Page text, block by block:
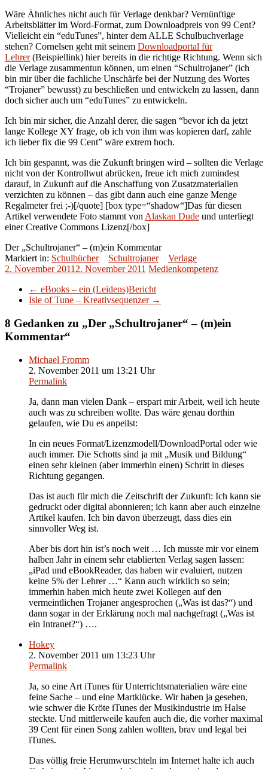
Wäre Ähnliches nicht auch für Verlage denkbar? Vernünftige
Arbeitsblätter im Word-Format, zum Downloadpreis von 99 Cent?
Vielleicht ein “eduTunes”, hinter dem ALLE Schulbuchverlage
stehen? Cornelsen geht mit seinem Downloadportal für
Lehrer(Beispiellink) hier bereits in die richtige Richtung. Wenn sich
die Verlage zusammentun können, um einen “Schultrojaner” (ich
bin mir über die fachliche Unschärfe bei der Nutzung des Wortes
“Trojaner” bewusst) zu beschließen und entwickeln zu lassen, dann
doch sicher auch um “eduTunes” zu entwickeln.
Ich bin mir sicher, die Anzahl derer, die sagen “bevor ich da jetzt
lange Kollege XY frage, ob ich von ihm was kopieren darf, zahle
ich lieber fix die 99 Cent” wäre extrem hoch.
Ich bin gespannt, was die Zukunft bringen wird – sollten die Verlage
nicht von der Kontrollwut abrücken, freue ich mich zumindest
darauf, in Zukunft auf die Anschaffung von Zusatzmaterialien
verzichten zu können – das gibt dann auch eine ganze Menge
Regalmeter frei ;-)[/quote] [box type=“shadow“]Das für diesen
Artikel verwendete Foto stammt von Alaskan Dude und unterliegt
einer Creative Commons Lizenz[/box]
Der „Schultrojaner“ – (m)ein Kommentar
Markiert in: Schulbücher Schultrojaner
Verlage
2. November 2011 2. November 2011 Medienkompetenz
← eBooks – ein (Leidens)Bericht
Isle of Tune – Kreativsequenzer →
8 Gedanken zu „Der „Schultrojaner“ – (m)ein
Kommentar“
Michael Fromm
2. November 2011 um 13:21 Uhr
Permalink
Ja, dann man vielen Dank – erspart mir Arbeit, weil ich heute
auch was zu schreiben wollte. Das wäre genau dorthin
gelaufen, wie Du es anpeilst:
In ein neues Format/Lizenzmodell/DownloadPortal oder wie
auch immer. Die Schotts sind ja mit „Musik und Bildung“
einen sehr kleinen (aber immerhin einen) Schritt in dieses
Richtung gegangen.
Das ist auch für mich die Zeitschrift der Zukunft: Ich kann sie
gedruckt oder digital abonnieren; ich kann aber auch einzelne
Artikel kaufen. Ich bin davon überzeugt, dass dies ein
sinnvoller Weg ist.
Aber bis dort hin ist’s noch weit … Ich musste mir vor einem
halben Jahr in einem sehr etablierten Verlag sagen lassen:
„iPad und eBookReader, das haben wir evaluiert, nutzen
keine 5% der Lehrer …“ Kann auch wirklich so sein;
immerhin haben mich heute zwei Kollegen auf den
vermeintlichen Trojaner angesprochen („Was ist das?“) und
dann sogar in der Erklärung noch mal nachgefragt („Was ist
ein Intranet?“) ….
Hokey
2. November 2011 um 13:23 Uhr
Permalink
Ja, so eine Art iTunes für Unterrichtsmaterialien wäre eine
feine Sache – und eine Martklücke. Wir haben ja gesehen,
wie schwer die Kröte iTunes der Musikindustrie im Halse
steckte. Und mittlerweile kaufen auch die, die vorher maximal
39 Cent für einen Song zahlen wollten, brav und legal bei
iTunes.
Das völlig freie Herumwurschteln im Internet halte ich auch